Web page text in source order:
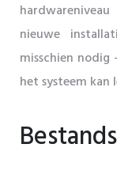
nieuwe
misschien nodig
het systeem kan